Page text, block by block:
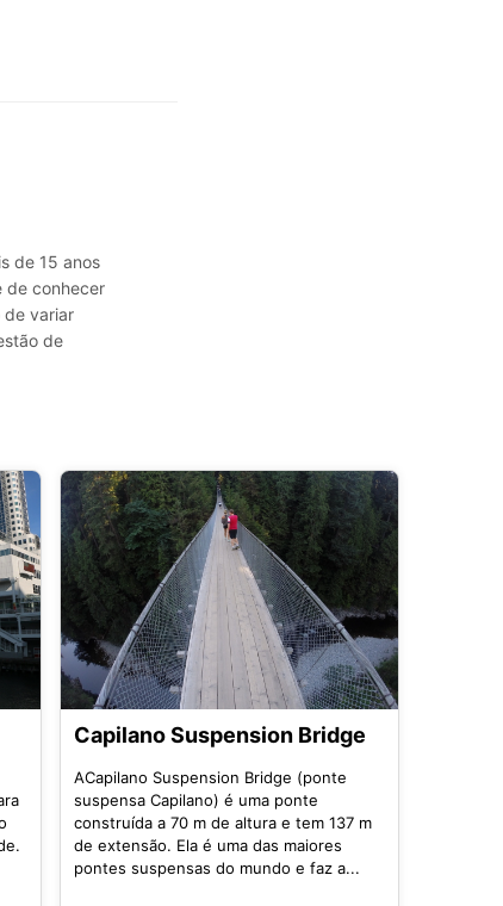
de 15 anos
de conhecer
de variar
de
Capilano Suspension Bridge
ACapilano Suspension Bridge (ponte
suspensa Capilano) é uma ponte
construída a 70 m de altura e tem 137 m
de extensão. Ela é uma das maiores
pontes suspensas do mundo e faz a...